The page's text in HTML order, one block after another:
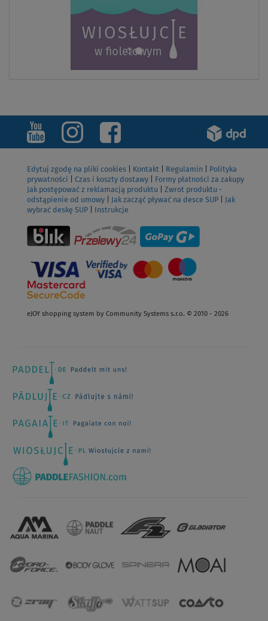
Edytuj zgodę na pliki cookies Kontakt Regulamin
Polityka
prywatności
Czas i koszty dostawy
Formy płatności za zakupy
Jak postępować z reklamacją produktu
Zwrot produktu -
odstąpienie od umowy
Jak zacząć pływać na desce SUP
Jak
wybrać deskę SUP
Instrukcje
eJOY shopping system by Community Systems s.r.o. © 2010 - 2026